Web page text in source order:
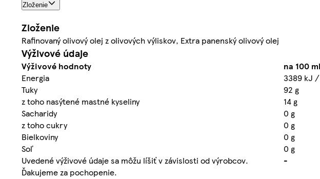
Zloženie
Zloženie
Rafinovaný olivový olej z olivových výliskov, Extra panenský olivový olej
Výživové údaje
Výživové hodnoty
na 100
Energia
3389 kJ
Tuky
92 g
z toho nasýtené mastné kyseliny
14 g
Sacharidy
0 g
z toho cukry
0 g
Bielkoviny
0 g
Soľ
0 g
Uvedené výživové údaje sa môžu líšiť v závislosti od výrobcov.
Ďakujeme za pochopenie.
-